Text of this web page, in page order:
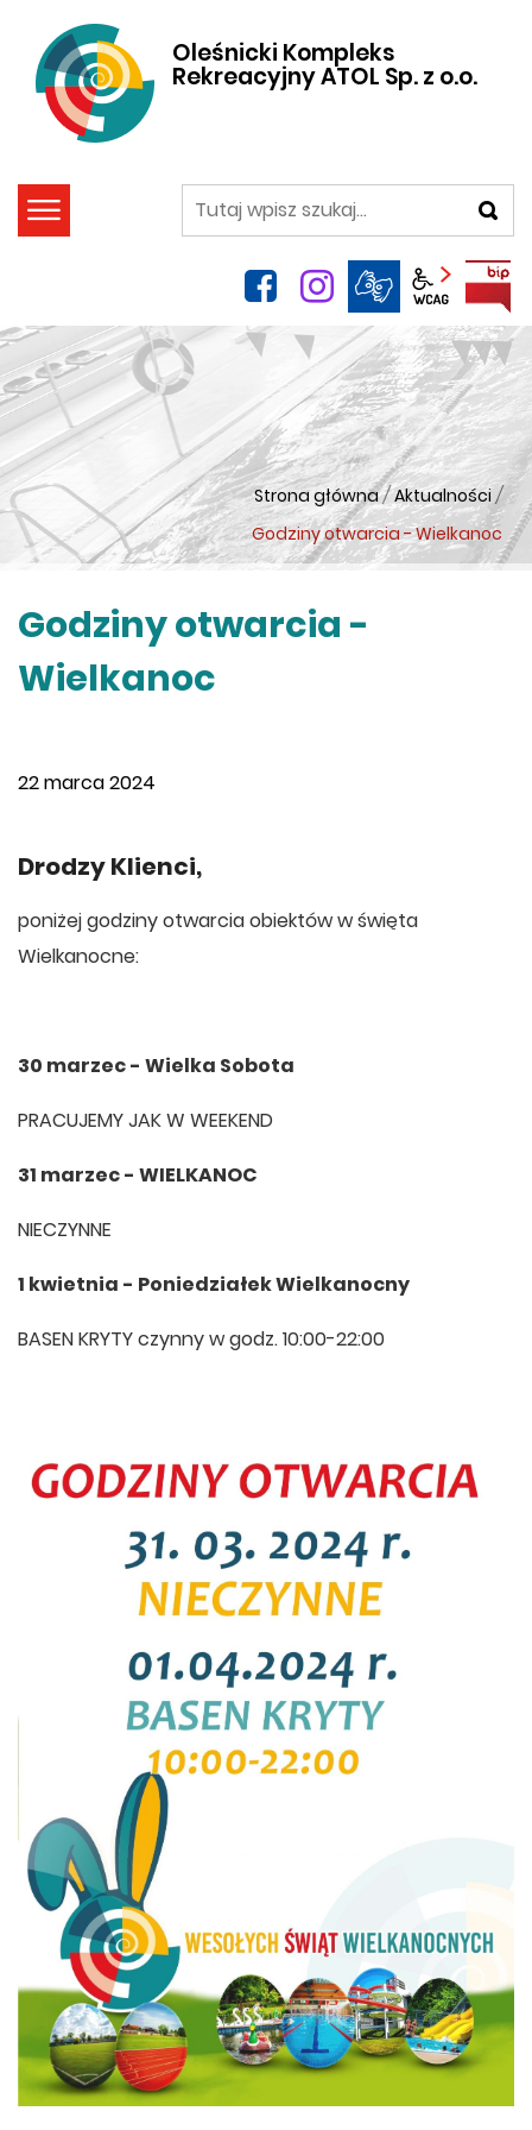
Oleśnicki Kompleks
Rekreacyjny ATOL Sp. z o.o.
szukaj
facebookinstagram
Panel
Strona główna / Aktualności /
Godziny otwarcia - Wielkanoc
Godziny otwarcia -
Wielkanoc
22 marca 2024
Drodzy Klienci,
poniżej godziny otwarcia obiektów w święta
Wielkanocne:
30 marzec - Wielka Sobota
PRACUJEMY JAK W WEEKEND
31 marzec - WIELKANOC
NIECZYNNE
1 kwietnia - Poniedziałek Wielkanocny
BASEN KRYTY czynny w godz. 10:00-22:00